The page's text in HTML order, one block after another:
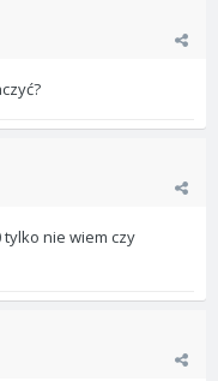
tylko nie wiem czy